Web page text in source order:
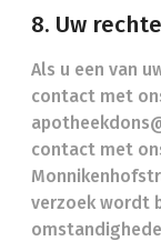
8. Uw
Als u een van
contact met
contact met
verzoek wordt